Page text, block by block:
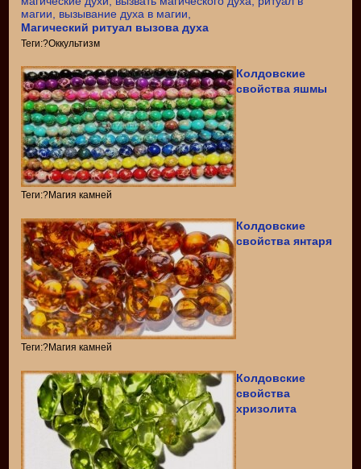
Магический ритуал вызова духа
Теги:?Оккультизм
Колдовские
свойства яшмы
Теги:?Магия камней
Колдовские
свойства янтаря
Теги:?Магия камней
Колдовские
свойства
хризолита